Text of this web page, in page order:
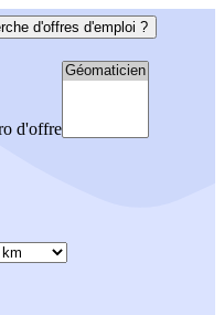
d'offres d'emploi ?
d'offre